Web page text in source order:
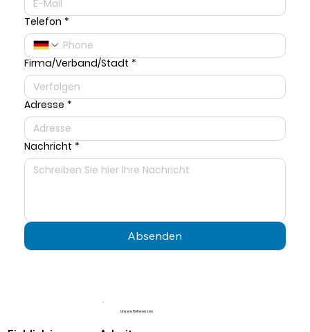
Telefon *
Firma/Verband/Stadt *
Adresse *
Nachricht *
Absenden
Unsere Referenzen